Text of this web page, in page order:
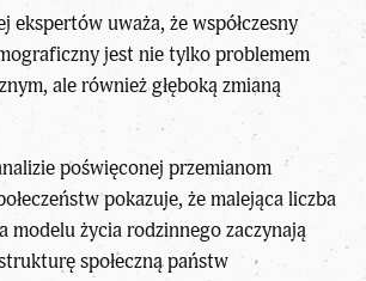
ekspertów uważa, że współczesny
jest nie tylko problemem
ale również głęboką zmianą
poświęconej przemianom
pokazuje, że malejąca liczba
modelu życia rodzinnego zaczynają
społeczną państw